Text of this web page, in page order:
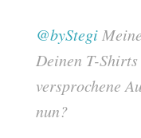
@byStegi
Deinen T-
versprochene
nun?